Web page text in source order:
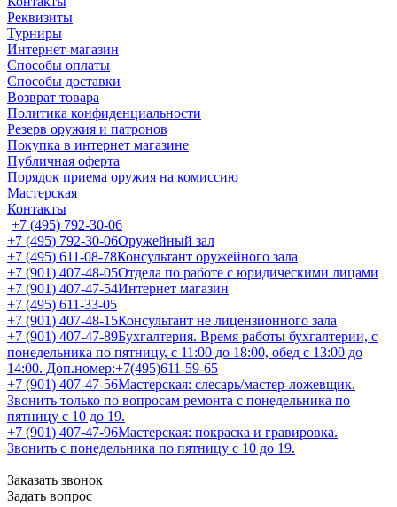
Реквизиты
Турниры
Интернет-магазин
Способы оплаты
Способы доставки
Возврат товара
Политика конфиденциальности
Резерв оружия и патронов
Покупка в интернет магазине
Публичная оферта
Порядок приема оружия на комиссию
Мастерская
Контакты
+7 (495) 792-30-06
+7 (495) 792-30-06Оружейный зал
+7 (495) 611-08-78Консультант оружейного зала
+7 (901) 407-48-05Отдела по работе с юридическими лицами
+7 (901) 407-47-54Интернет магазин
+7 (495) 611-33-05
+7 (901) 407-48-15Консультант не лицензионного зала
+7 (901) 407-47-89Бухгалтерия. Время работы бухгалтерии, с
понедельника по пятницу, с 11:00 до 18:00, обед с 13:00 до
14:00. Доп.номер:+7(495)611-59-65
+7 (901) 407-47-56Мастерская: слесарь/мастер-ложевщик.
Звонить только по вопросам ремонта с понедельника по
пятницу с 10 до 19.
+7 (901) 407-47-96Мастерская: покраска и гравировка.
Звонить с понедельника по пятницу с 10 до 19.
Заказать звонок
Задать вопрос